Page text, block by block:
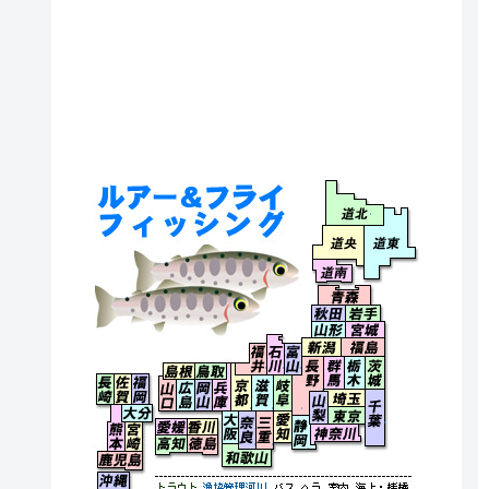
北海道北
北海道
北海道央
北海道南
青森県
岩手県
宮城県
秋田県
山形県福島県
栃木県
群馬県
埼玉県
東京都
神奈川県
新潟県
富山県
石川県
福井県
山梨県
長野県
長野県
岐阜県
静岡県
愛知県
三重県
滋賀県
京都府
大阪府
兵庫県
奈良県
和歌山県
鳥取県
島根県
岡山県
広島県
山口県
徳島県
香川県
愛媛県
高知県
福岡県
佐賀県
長崎県
熊本県
大分県
宮崎県
鹿児島県